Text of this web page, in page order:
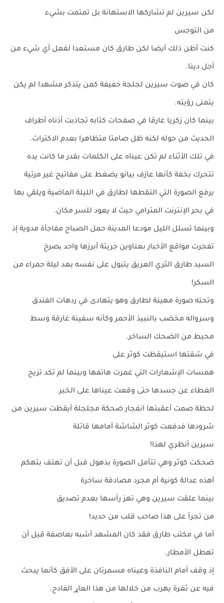
لكن سيرين لم تشاركها الاستهانة بل تمتمت بشيء
من التوجس
كنت أظن ذلك أيضا لكن طارق كان مستعدا لفعل أي شيء من
أجل دينا.
كان في صوت سيرين لجلجة خفيفة كمن يتذكر مشهدا لم يكن
يتمنى رؤيته.
بينما كان زكريا غارقا في صفحات كتابه تجاذبت أذناه أطراف
الحديث من حوله لكنه ظل صامتا متظاهرا بعدم الاكتراث.
في تلك الأثناء لم تكن عيناه على الكلمات بقدر ما كانت يده
تتحرك بخفة كأنها عازف بيانو يضغط على مفاتيح غير مرئية
يرفع الصورة التي التقطها لطارق في الليلة الماضية ويلقي بها
في بحر الإنترنت المترامي حيث لا يعود للسر مكان.
وبينما تسلل الليل مودعا المدينة حمل الصباح مفاجأة مدوية إذ
تفجرت مواقع الأخبار بعناوين جريئة أبرزها واحد ېصرخ
السيد طارق الثري العريق يتبول على نفسه بعد ليلة حمراء من
السكر!
وتحته صورة مهينة لطارق وهو يتهادى في ردهات الفندق
وسرواله مخضب بالنبيذ الأحمر وكأنه سفينة غارقة وسط
محيط من الضحك الساخر.
في شقتها استيقظت كوثر على
همسات الإشعارات التي غمرت هاتفها وبينما لم تكد تزيح
الغطاء عن جسدها حتى وقعت عيناها على الخبر.
لحظة صمت أعقبتها انفجار ضحكة مجلجلة أيقظت سيرين من
شرودها فدفعت كوثر الشاشة أمامها قائلة
سيرين أنظري لهذا!
ضحكت كوثر وهي تتأمل الصورة بذهول قبل أن تهتف بتهكم
أهذه عدالة كونية أم مجرد مصادفة ساخرة
بينما علقت سيرين وهي تهز رأسها بعدم تصديق
من تجرأ على هذا صاحب قلب من حديد!
أما في مكتب طارق فقد كان المشهد أشبه بعاصفة قبل أن
تهطل الأمطار.
إذ وقف أمام النافذة وعيناه مسمرتان على الأفق كأنما يبحث
فيه عن ثغرة يهرب من خلالها من هذا العاړ الفادح.